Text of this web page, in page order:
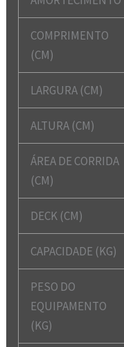
COMPRIMENTO
(CM)
LARGURA (CM)
ALTURA (CM)
ÁREA DE CORRIDA
(CM)
DECK (CM)
CAPACIDADE (KG)
PESO DO
EQUIPAMENTO
(KG)